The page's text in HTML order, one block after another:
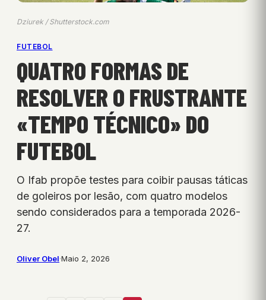
Dziurek / Shutterstock.com
FUTEBOL
QUATRO FORMAS DE
RESOLVER O FRUSTRANTE
«TEMPO TÉCNICO» DO
FUTEBOL
O Ifab propõe testes para coibir pausas táticas
de goleiros por lesão, com quatro modelos
sendo considerados para a temporada 2026-
27.
Oliver Obel·Maio 2, 2026